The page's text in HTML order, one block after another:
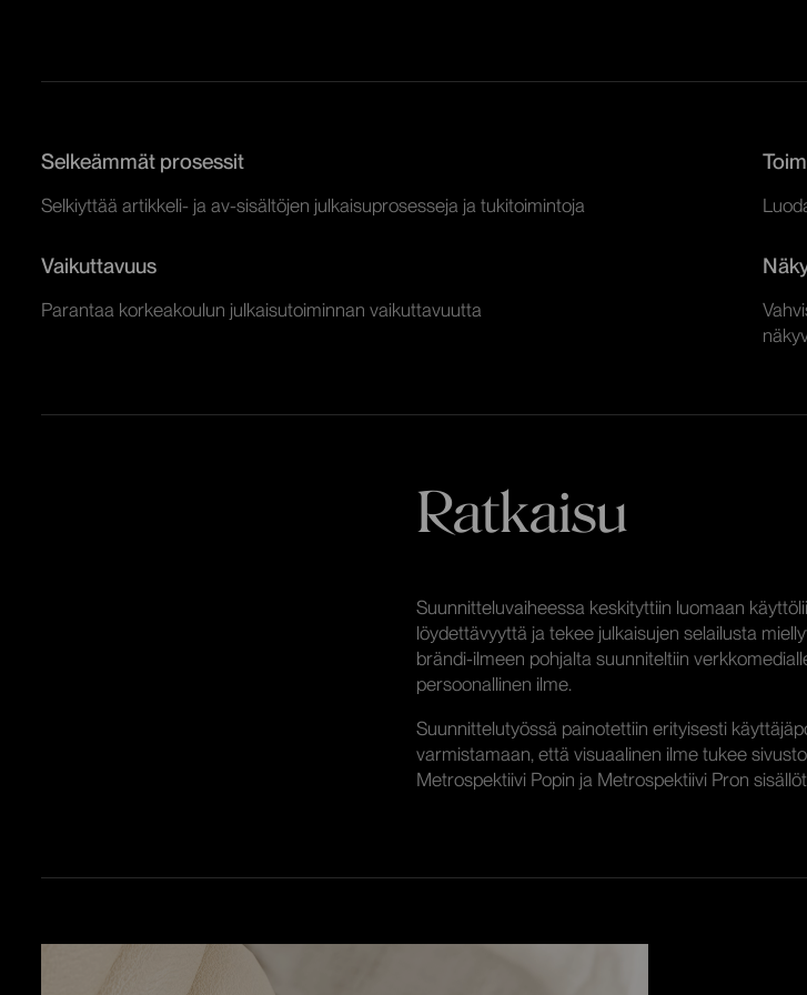
Selkeämmät prosessit
Selkiyttää artikkeli- ja av-sisältöjen julkaisuprosesseja ja tukitoimintoja
Vaikuttavuus
Parantaa korkeakoulun julkaisutoiminnan vaikuttavuutta
Ratkaisu
Suunnitteluvaiheessa keskityttiin luomaan
löydettävyyttä ja tekee julkaisujen selailusta
brändi-ilmeen pohjalta suunniteltiin
persoonallinen ilme.
Suunnittelutyössä painotettiin erityisesti
varmistamaan, että visuaalinen ilme tukee
Metrospektiivi Popin ja Metrospektiivi Pron